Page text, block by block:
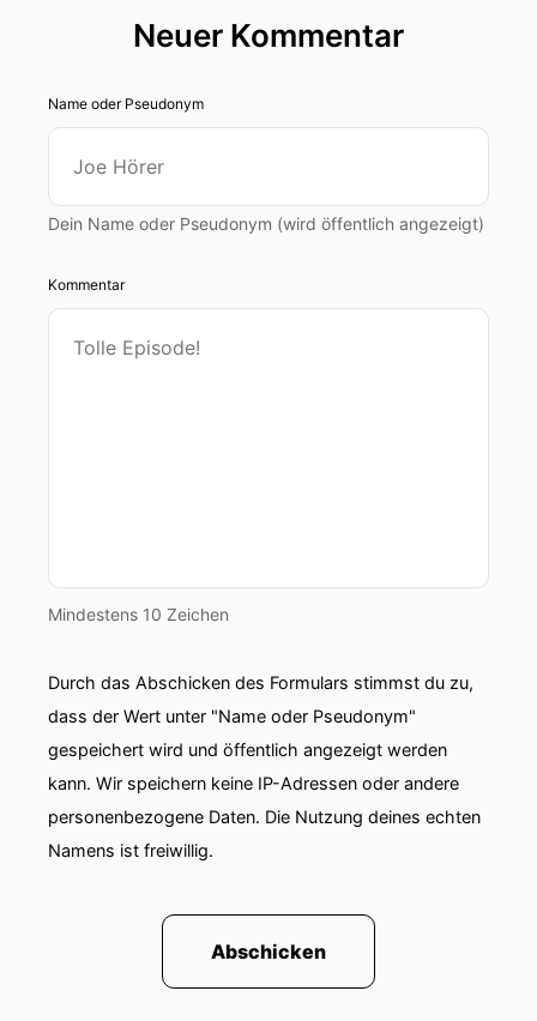
Neuer Kommentar
Name oder Pseudonym
Dein Name oder Pseudonym (wird öffentlich angezeigt)
Kommentar
Mindestens 10 Zeichen
Durch das Abschicken des Formulars stimmst du zu,
dass der Wert unter "Name oder Pseudonym"
gespeichert wird und öffentlich angezeigt werden
kann. Wir speichern keine IP-Adressen oder andere
personenbezogene Daten. Die Nutzung deines echten
Namens ist freiwillig.
Abschicken